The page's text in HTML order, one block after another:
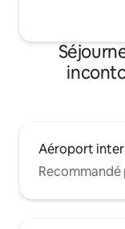
Aéroport